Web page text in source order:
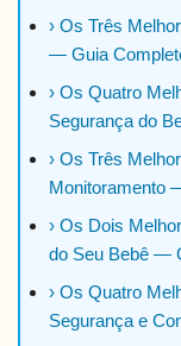
› Os Três
— Guia
› Os Quatro
Segurança do
› Os Três
Monitoramento
› Os Dois
do Seu Bebê —
› Os Quatro
Segurança e